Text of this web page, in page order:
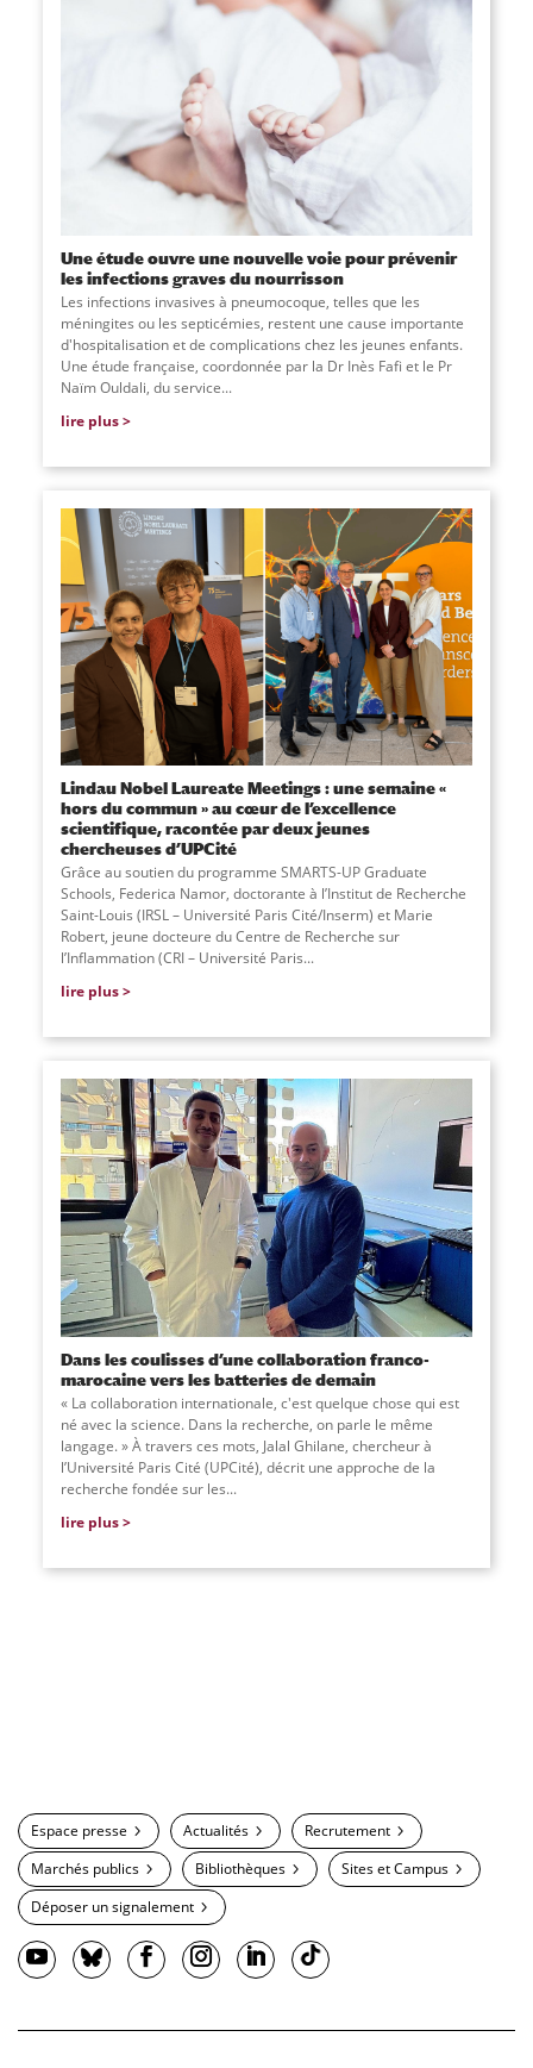
Une étude ouvre une nouvelle voie pour prévenir
les infections graves du nourrisson
Les infections invasives à pneumocoque, telles que les
méningites ou les septicémies, restent une cause importante
d'hospitalisation et de complications chez les jeunes enfants.
Une étude française, coordonnée par la Dr Inès Fafi et le Pr
Naïm Ouldali, du service...
lire plus
Lindau Nobel Laureate Meetings : une semaine «
hors du commun » au cœur de l’excellence
scientifique, racontée par deux jeunes
chercheuses d’UPCité
Grâce au soutien du programme SMARTS-UP Graduate
Schools, Federica Namor, doctorante à l’Institut de Recherche
Saint-Louis (IRSL – Université Paris Cité/Inserm) et Marie
Robert, jeune docteure du Centre de Recherche sur
l’Inflammation (CRI – Université Paris...
lire plus
Dans les coulisses d’une collaboration franco-
marocaine vers les batteries de demain
« La collaboration internationale, c'est quelque chose qui est
né avec la science. Dans la recherche, on parle le même
langage. » À travers ces mots, Jalal Ghilane, chercheur à
l’Université Paris Cité (UPCité), décrit une approche de la
recherche fondée sur les...
lire plus
Espace presse Actualités
Recrutement
Marchés publics
Bibliothèques
Sites et Campus
Déposer un signalement